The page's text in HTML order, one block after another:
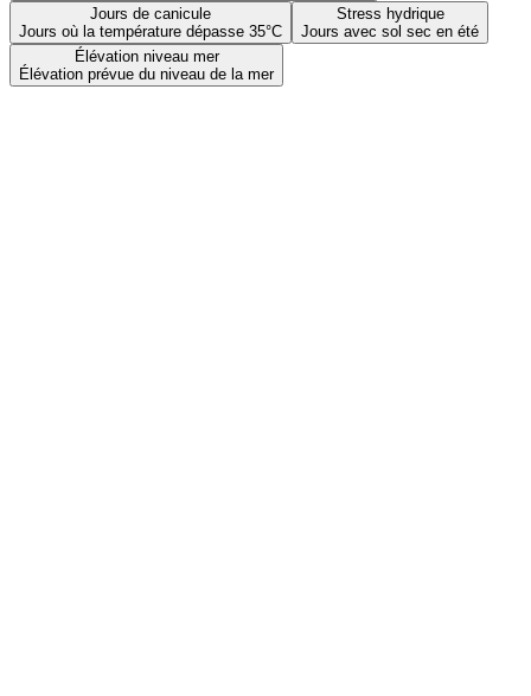
Jours de canicule
Jours où la température dépasse 35°C
Stress hydrique
Jours avec sol sec en été
Élévation niveau mer
Élévation prévue du niveau de la mer